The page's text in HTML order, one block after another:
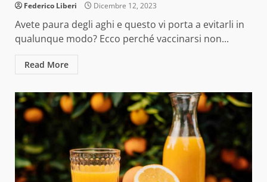
Federico Liberi Dicembre 12, 2023
Avete paura degli aghi e questo vi porta a evitarli in
qualunque modo? Ecco perché vaccinarsi non...
Read More